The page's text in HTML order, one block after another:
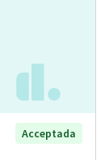
Acceptada